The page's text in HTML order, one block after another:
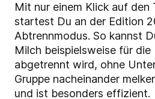
Mit nur einem Klick auf den
startest Du an der Edition
Abtrennmodus. So kannst
Milch beispielsweise für
abgetrennt wird, ohne
Gruppe nacheinander
und ist besonders effizient.